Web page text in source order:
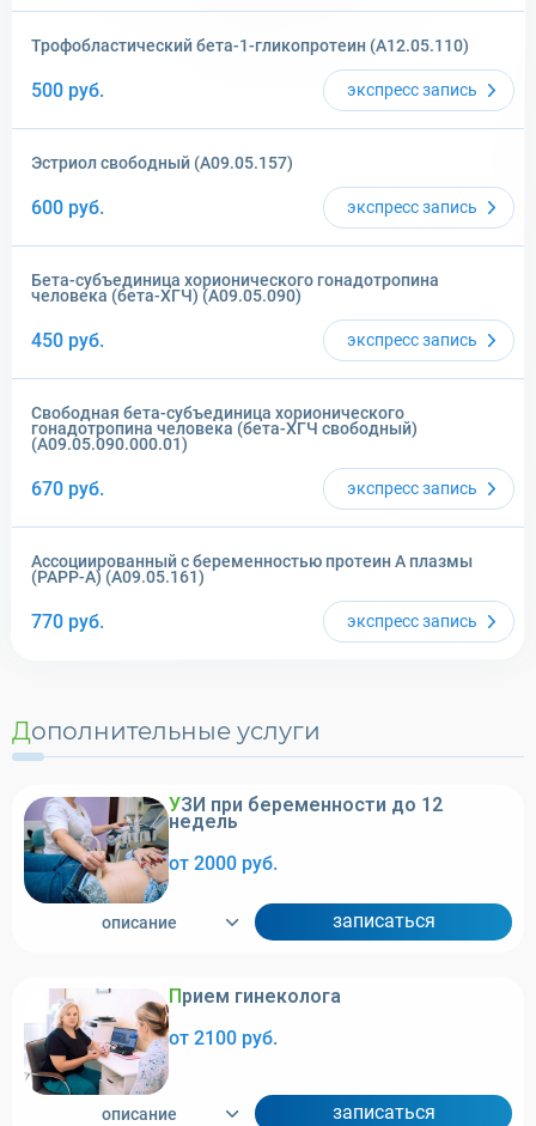
Трофобластический бета-1-гликопротеин (A12.05.110)
500 руб. экспрессзапись
Эстриол свободный (A09.05.157)
600 руб. экспрессзапись
Бета-субъединица хорионического гонадотропина
человека (бета-ХГЧ) (A09.05.090)
450 руб. экспрессзапись
Свободная бета-субъединица хорионического
гонадотропина человека (бета-ХГЧ свободный)
(A09.05.090.000.01)
670 руб. экспрессзапись
Ассоциированный с беременностью протеин А плазмы
(PAPP-A) (A09.05.161)
770 руб. экспрессзапись
Дополнительные услуги
УЗИ при беременности до 12
недель
от 2000 руб.
описание записаться
Прием гинеколога
от 2100 руб.
описание записаться